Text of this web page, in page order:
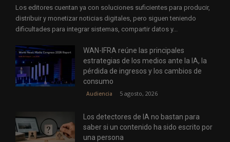
Los editores cuentan ya con soluciones suficientes para producir,
distribuir y monetizar noticias digitales, pero siguen teniendo
dificultades para integrar sistemas, compartir datos y...
WAN-IFRA reúne las principales
estrategias de los medios ante la IA, la
pérdida de ingresos y los cambios de
consumo
Audiencia 5 agosto, 2026
Los detectores de IA no bastan para
saber si un contenido ha sido escrito por
una persona